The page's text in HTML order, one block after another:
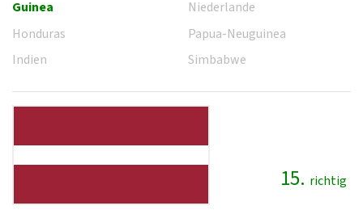
Guinea
Honduras
Indien
Niederlande
Papua-Neuguinea
Simbabwe
15. richtig